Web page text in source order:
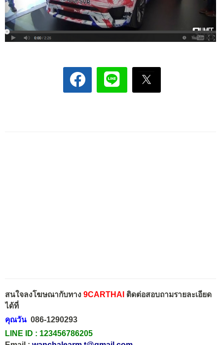
สนใจลงโฆษณากับทาง 9CARTHAI ติดต่อสอบถามรายละเอียด
ได้ที่
คุณวัน 086-1290293
LINE ID : 123456786205